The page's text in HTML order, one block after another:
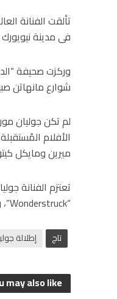
تألقت الفنانة
فى مدينة نيويورك
شوارع مانهاتن
لم تكن جوليان
ميرين ومايكل
تعتزم الفنانة
“Wonderstruck”، وفازت بجائزة الأوسكار أفضل فنانة عن دورها فى فيلم “Still Alice”.
تاج إطلالة
may also like